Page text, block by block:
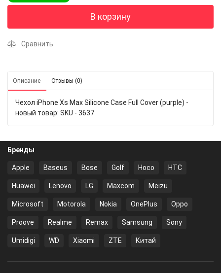
В корзину
Сравнить
Описание Отзывы (0)
Чехол iPhone Xs Max Silicone Case Full Cover (purple) -
новый товар: SKU - 3637
Бренды
Apple Baseus Bose Golf Hoco HTC
Huawei Lenovo LG Maxcom Meizu
Microsoft Motorola Nokia OnePlus Oppo
Proove Realme Remax Samsung Sony
Umidigi WD Xiaomi ZTE Китай